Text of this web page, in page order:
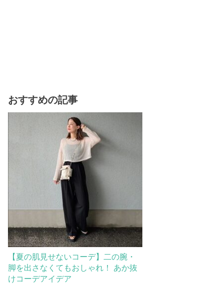
おすすめの記事
【夏の肌見せないコーデ】二の腕・
脚を出さなくてもおしゃれ！ あか抜
けコーデアイデア